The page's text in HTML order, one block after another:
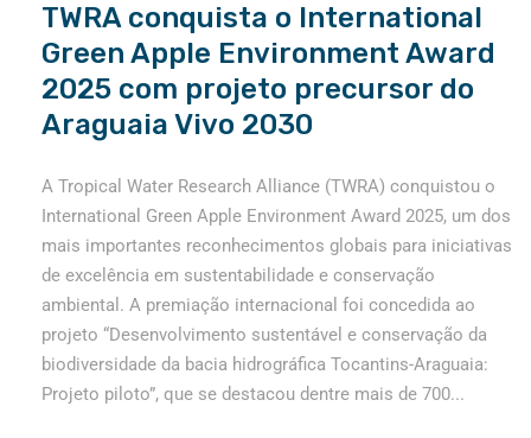
TWRA conquista o International
Green Apple Environment Award
2025 com projeto precursor do
Araguaia Vivo 2030
A Tropical Water Research Alliance (TWRA) conquistou o
International Green Apple Environment Award 2025, um dos
mais importantes reconhecimentos globais para iniciativas
de excelência em sustentabilidade e conservação
ambiental. A premiação internacional foi concedida ao
projeto “Desenvolvimento sustentável e conservação da
biodiversidade da bacia hidrográfica Tocantins-Araguaia:
Projeto piloto”, que se destacou dentre mais de 700...